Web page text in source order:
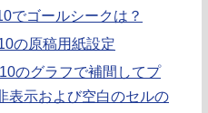
でゴールシークは？
の原稿用紙設定
のグラフで補間してプ
表示および空白のセルの